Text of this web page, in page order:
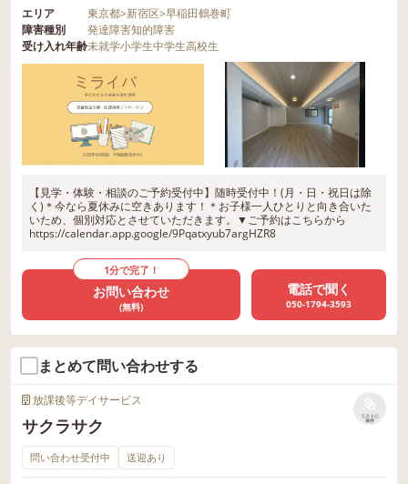
エリア 東京都>新宿区>早稲田鶴巻町
障害種別
発達障害知的障害
受け入れ年齢未就学小学生中学生高校生
【見学・体験・相談のご予約受付中】随時受付中！(月・日・祝日は除
く)＊今なら夏休みに空きあります！＊お子様一人ひとりと向き合いた
いため、個別対応とさせていただきます。▼ご予約はこちらから
https://calendar.app.google/9Pqatxyub7argHZR8
1分で完了！
お問い合わせ
(無料)
電話で聞く
050-1794-3593
まとめて問い合わせする
放課後等デイサービス
サクラサク
リストに
保存
問い合わせ受付中 送迎あり